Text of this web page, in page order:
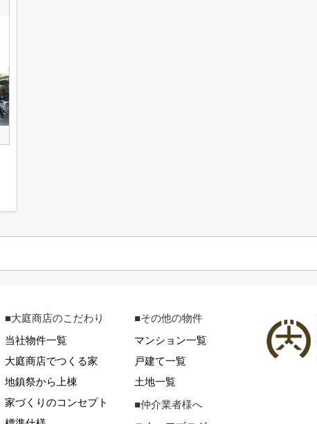
■大庭商店のこだわり
当社物件一覧
大庭商店でつくる家
地鎮祭から上棟
家づくりのコンセプト
■その他の物件
マンション一覧
戸建て一覧
土地一覧
■仲介業者様へ